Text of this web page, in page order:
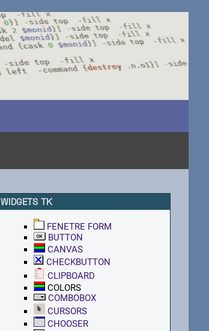
WIDGETS TK
FENETRE FORM
BUTTON
CANVAS
CHECKBUTTON
CLIPBOARD
COLORS
COMBOBOX
CURSORS
CHOOSER